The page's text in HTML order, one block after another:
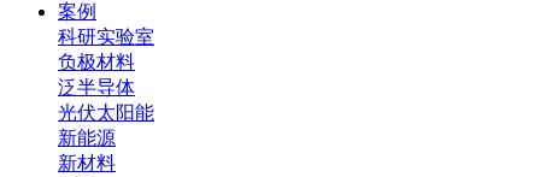
案例
科研实验室
负极材料
泛半导体
光伏太阳能
新能源
新材料